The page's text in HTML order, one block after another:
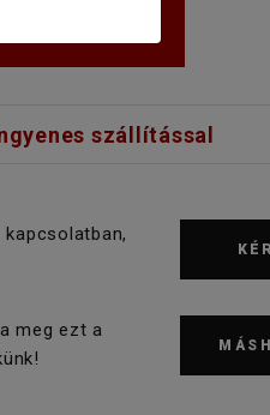
szállítással
meg ezt a